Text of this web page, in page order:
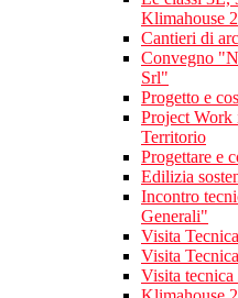
Klimahouse
Cantieri di
Convegno
Srl"
Progetto e
Project Work
Territorio
Progettare e
Edilizia
Incontro
Generali"
Visita
Visita
Visita